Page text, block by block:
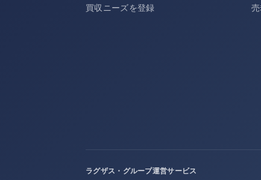
買収ニーズを登録
ラグザス・グループ運営サービス